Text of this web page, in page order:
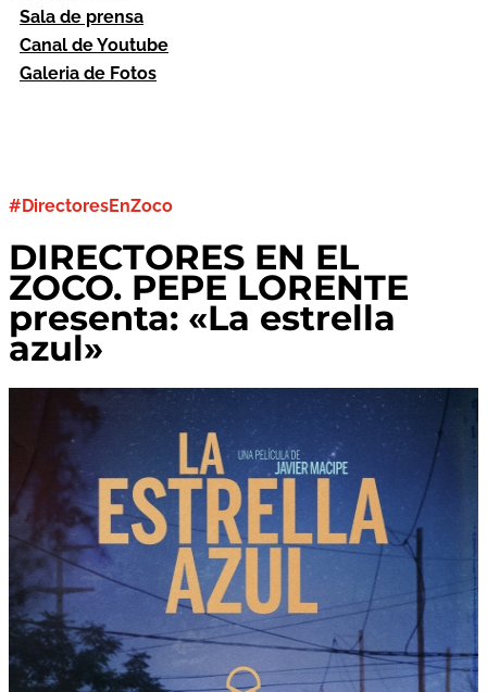
Sala de prensa
Canal de Youtube
Galeria de Fotos
#DirectoresEnZoco
DIRECTORES EN EL
ZOCO. PEPE LORENTE
presenta: «La estrella
azul»